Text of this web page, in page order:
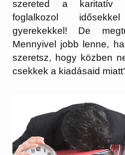
szereted a karitatív
foglalkozol
gyerekekkel! De
Mennyivel jobb lenne,
szeretsz, hogy közben
csekkek a kiadásaid